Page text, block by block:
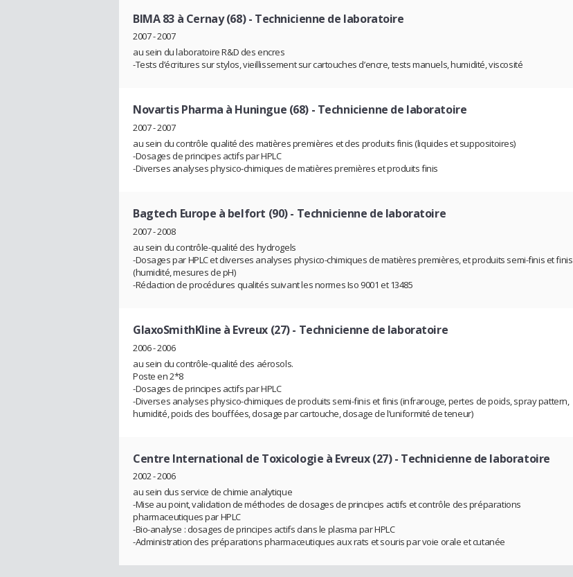
BIMA 83 à Cernay (68)- Technicienne de laboratoire
2007 - 2007
au sein du laboratoire R&D des encres
-Tests d’écritures sur stylos, vieillissement sur cartouches d’encre, tests manuels, humidité, viscosité
Novartis Pharma à Huningue (68)- Technicienne de laboratoire
2007 - 2007
au sein du contrôle qualité des matières premières et des produits finis (liquides et suppositoires)
-Dosages de principes actifs par HPLC
-Diverses analyses physico-chimiques de matières premières et produits finis
Bagtech Europe à belfort (90)- Technicienne de laboratoire
2007 - 2008
au sein du contrôle-qualité des hydrogels
-Dosages par HPLC et diverses analyses physico-chimiques de matières premières, et produits semi-finis et finis
(humidité, mesures de pH)
-Rédaction de procédures qualités suivant les normes Iso 9001 et 13485
GlaxoSmithKline à Evreux (27)- Technicienne de laboratoire
2006 - 2006
au sein du contrôle-qualité des aérosols.
Poste en 2*8
-Dosages de principes actifs par HPLC
-Diverses analyses physico-chimiques de produits semi-finis et finis (infrarouge, pertes de poids, spray pattern,
humidité, poids des bouffées, dosage par cartouche, dosage de l’uniformité de teneur)
Centre International de Toxicologie à Evreux (27)- Technicienne de laboratoire
2002 - 2006
au sein dus service de chimie analytique
-Mise au point, validation de méthodes de dosages de principes actifs et contrôle des préparations
pharmaceutiques par HPLC
-Bio-analyse : dosages de principes actifs dans le plasma par HPLC
-Administration des préparations pharmaceutiques aux rats et souris par voie orale et cutanée